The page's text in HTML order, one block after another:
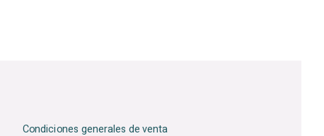
Condiciones generales de venta